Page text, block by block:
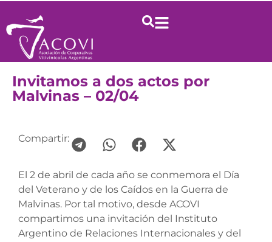
Invitamos a dos actos por
Malvinas – 02/04
Compartir:
El 2 de abril de cada año se conmemora el Día
del Veterano y de los Caídos en la Guerra de
Malvinas. Por tal motivo, desde ACOVI
compartimos una invitación del Instituto
Argentino de Relaciones Internacionales y del